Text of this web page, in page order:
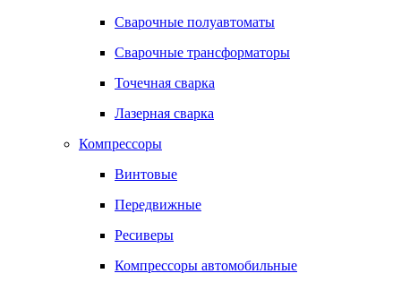
Сварочные полуавтоматы
Сварочные трансформаторы
Точечная сварка
Лазерная сварка
Компрессоры
Винтовые
Передвижные
Ресиверы
Компрессоры автомобильные